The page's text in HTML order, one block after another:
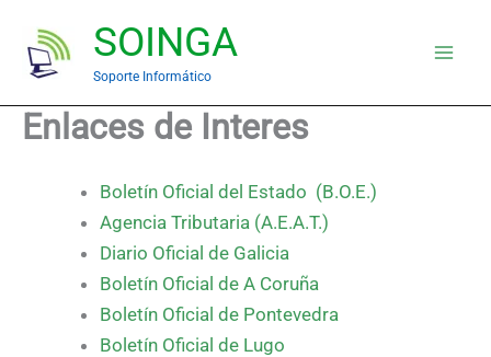
contenido
SOINGA
Soporte Informático
Enlaces de Interes
Boletín Oficial del Estado (B.O.E.)
Agencia Tributaria (A.E.A.T.)
Diario Oficial de Galicia
Boletín Oficial de A Coruña
Boletín Oficial de Pontevedra
Boletín Oficial de Lugo